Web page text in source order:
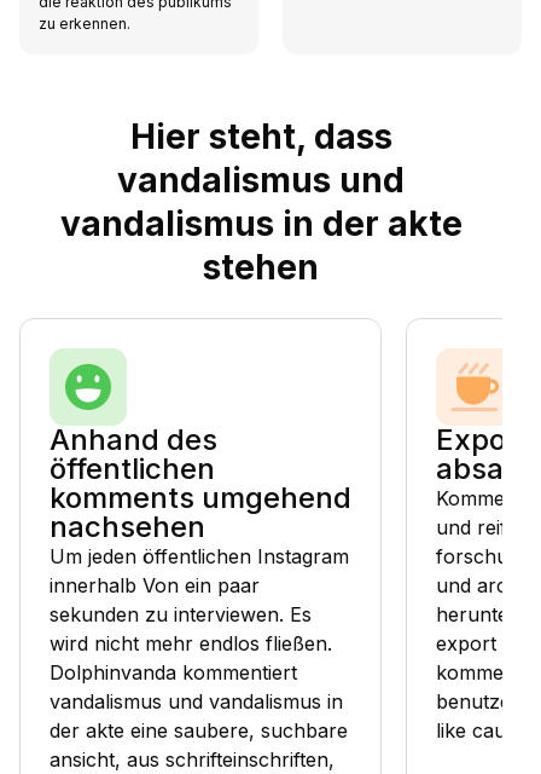
zu erkennen.
Hier steht, dass
vandalismus und
vandalismus in der akte
stehen
Anhand des
öffentlichen
komments umgehend
nachsehen
Um jeden öffentlichen Instagram
innerhalb Von ein paar
sekunden zu interviewen. Es
wird nicht mehr endlos fließen.
Dolphinvanda kommentiert
vandalismus und vandalismus in
der akte eine saubere, suchbare
ansicht, aus schrifteinschriften,
absatz
und reifen
und archiv
export
like